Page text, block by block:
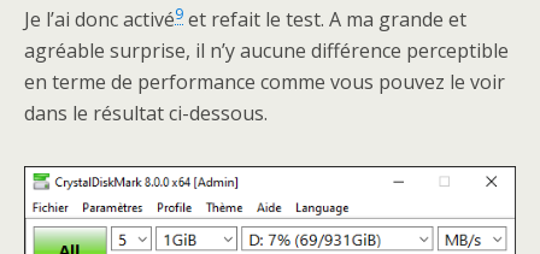
Je l’ai donc activé9 et refait le test. A ma grande et
agréable surprise, il n’y aucune différence perceptible
en terme de performance comme vous pouvez le voir
dans le résultat ci-dessous.